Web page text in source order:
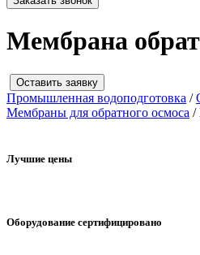
Мембрана
Оставить заявку
Промышленная водоподготовка /
Мембраны для обратного осмоса /
Лучшие цены
Оборудование сертифицировано